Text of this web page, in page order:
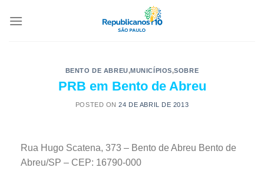
BENTO DE ABREU,MUNICÍPIOS,SOBRE
PRB em Bento de Abreu
POSTED ON24 DE ABRIL DE 2013
Rua Hugo Scatena, 373 – Bento de Abreu Bento de
Abreu/SP – CEP: 16790-000